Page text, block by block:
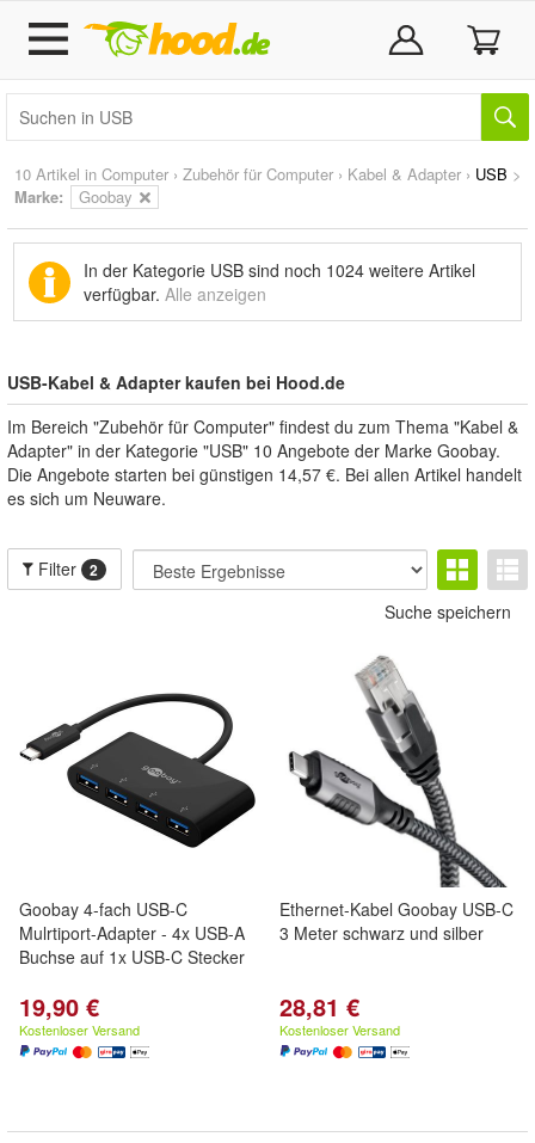
10 Artikel in Computer › Zubehör für Computer › Kabel & Adapter › USB >
Marke: Goobay
In der Kategorie USB sind noch 1024 weitere Artikel
verfügbar. Alle anzeigen
USB-Kabel & Adapter kaufen bei Hood.de
Im Bereich "Zubehör für Computer" findest du zum Thema "Kabel &
Adapter" in der Kategorie "USB" 10 Angebote der Marke Goobay.
Die Angebote starten bei günstigen 14,57 €. Bei allen Artikel handelt
es sich um Neuware.
Filter 2
Suche speichern
Goobay 4-fach USB-C
Mulrtiport-Adapter - 4x USB-A
Buchse auf 1x USB-C Stecker
19,90 €
Kostenloser Versand
Ethernet-Kabel Goobay USB-C
3 Meter schwarz und silber
28,81 €
Kostenloser Versand